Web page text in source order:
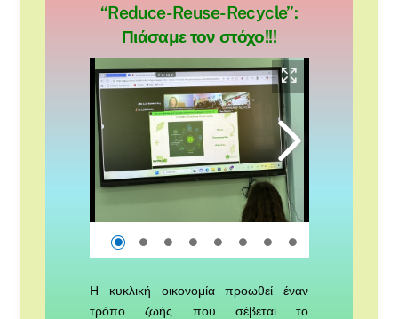
“Reduce-Reuse-Recycle”:
Πιάσαμε τον στόχο!!!
Η κυκλική οικονομία προωθεί έναν
τρόπο ζωής που σέβεται το